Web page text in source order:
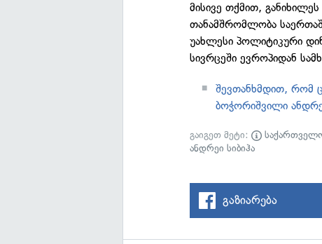
მისივე თქმით,
თანამშრომლობა
უახლესი პოლიტიკური
სივრცეში ევროპიდან
შევთანხმდით, რომ
ბოჭორიშვილი
გაიგეთ მეტი:
ანდრეი სიბიჰა
გაზიარება